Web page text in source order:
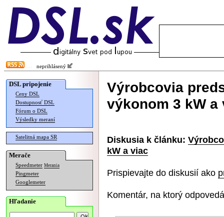
neprihlásený
DSL pripojenie
Ceny DSL
Dostupnosť DSL
Fórum o DSL
Výsledky meraní
Satelitná mapa SR
Merače
Speedmeter Merania
Pingmeter
Googlemeter
Hľadanie
Výrobcovia
výkonom 3 kW a
Diskusia k článku:
kW a viac
Prispievajte do diskusií ako
Komentár, na ktorý